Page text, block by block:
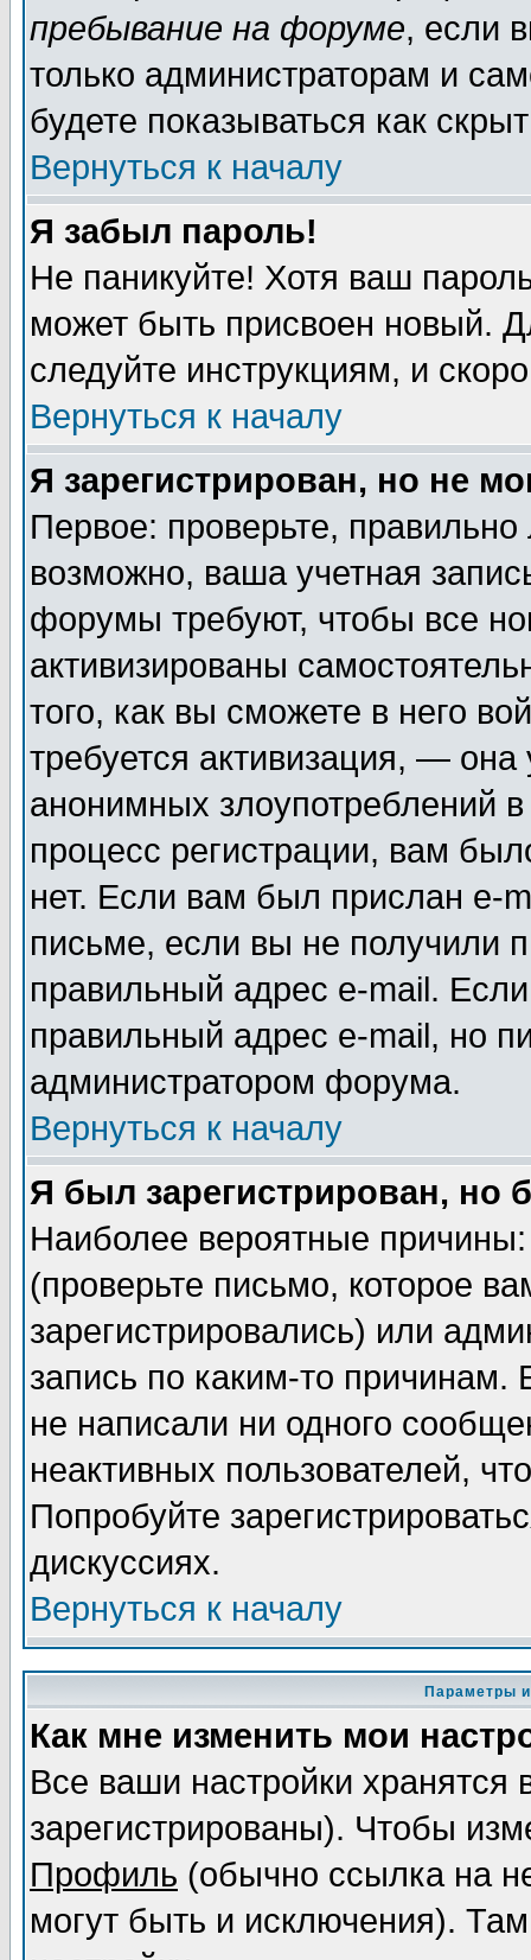
пребывание на форуме, если
только администраторам и
будете показываться как
Вернуться к началу
Я забыл пароль!
Не паникуйте! Хотя ваш
может быть присвоен новый.
следуйте инструкциям, и
Вернуться к началу
Я зарегистрирован, но не
Первое: проверьте,
возможно, ваша учетная
форумы требуют, чтобы все
активизированы
того, как вы сможете в него
требуется активизация, —
анонимных злоупотреблений
процесс регистрации, вам
нет. Если вам был прислан e-
письме, если вы не получили
правильный адрес e-mail.
правильный адрес e-mail, но
администратором форума.
Вернуться к началу
Я был зарегистрирован, но
Наиболее вероятные
(проверьте письмо, которое
зарегистрировались) или
запись по каким-то
не написали ни одного
неактивных пользователей,
Попробуйте
дискуссиях.
Вернуться к началу
Параметры
Как мне изменить мои
Все ваши настройки
зарегистрированы). Чтобы
Профиль (обычно ссылка на
могут быть и исключения).